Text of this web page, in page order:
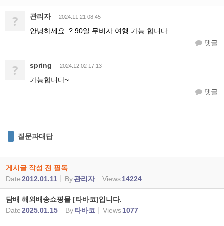
? 관리자 2024.11.21 08:45
안녕하세요. ? 90일 무비자 여행 가능 합니다.
댓글
? spring 2024.12.02 17:13
가능합니다~
댓글
질문과대답
게시글 작성 전 필독
Date2012.01.11 By관리자 Views14224
담배 해외배송쇼핑몰 [타바코]입니다.
Date2025.01.15 By타바코 Views1077